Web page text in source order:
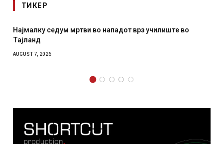
ТИКЕР
врз училиште во
СОЗИС: Украинците повеќе